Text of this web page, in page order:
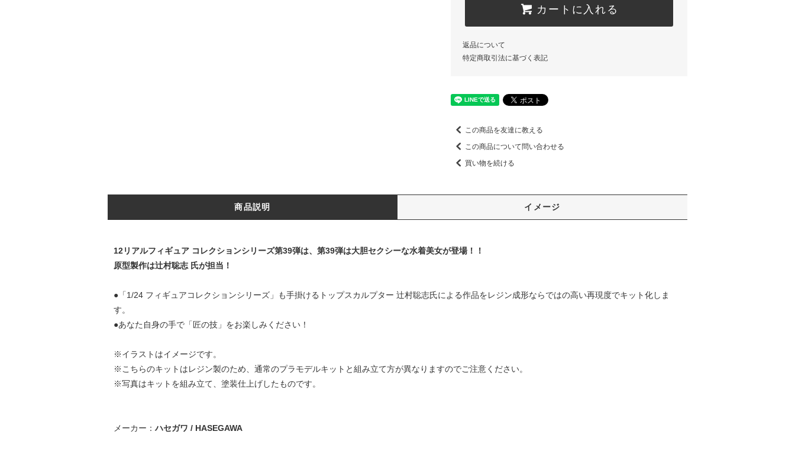
カートに入れる
返品について
特定商取引法に基づく表記
この商品を友達に教える
この商品について問い合わせる
買い物を続ける
商品説明 イメージ
12リアルフィギュア コレクションシリーズ第39弾は、第39弾は大胆セクシーな水着美女が登場！！
原型製作は辻村聡志 氏が担当！
●「1/24 フィギュアコレクションシリーズ」も手掛けるトップスカルプター 辻村聡志氏による作品をレジン成形ならではの高い再現度でキット化しま
す。
●あなた自身の手で「匠の技」をお楽しみください！
※イラストはイメージです。
※こちらのキットはレジン製のため、通常のプラモデルキットと組み立て方が異なりますのでご注意ください。
※写真はキットを組み立て、塗装仕上げしたものです。
メーカー：ハセガワ / HASEGAWA